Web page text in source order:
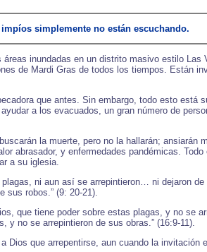
impíos simplemente no están escuchando.
inundadas en un distrito masivo estilo
de Mardi Gras de todos los tiempos. Están
que antes. Sin embargo, todo esto
a los evacuados, un gran número de
la muerte, pero no la hallarán; ansiarán
abrasador, y enfermedades pandémicas.
a su iglesia.
ni aun así se arrepintieron… ni dejaron
sus robos.” (9: 20-21).
que tiene poder sobre estas plagas, y no se
y no se arrepintieron de sus obras.” (16:9-11).
que arrepentirse, aun cuando la invitación